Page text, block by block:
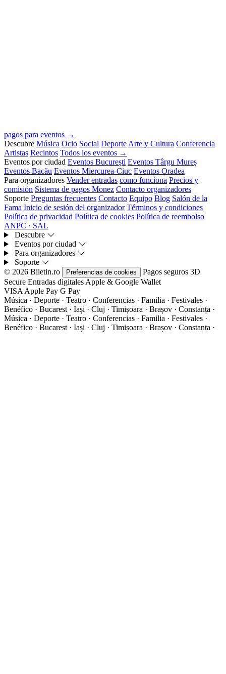
pagos para eventos →
Descubre Música Ocio Social Deporte Arte y Cultura Conferencia
Artistas Recintos Todos los eventos →
Eventos por ciudad Eventos București Eventos Târgu Mureș
Eventos Bacău Eventos Miercurea-Ciuc Eventos Oradea
Para organizadores Vender entradas como funciona Precios y
comisión Sistema de pagos Monez Contacto organizadores
Soporte Preguntas frecuentes Contacto Equipo Blog Salón de la
Fama Inicio de sesión del organizador Términos y condiciones
Política de privacidad Política de cookies Política de reembolso
ANPC · SAL
Descubre
Eventos por ciudad
Para organizadores
Soporte
© 2026 Biletin.ro
Preferencias de cookies Pagos seguros 3D
Secure Entradas digitales Apple & Google Wallet
VISA Apple Pay G Pay
Música · Deporte · Teatro · Conferencias · Familia · Festivales ·
Benéfico · Bucarest · Iași · Cluj · Timișoara · Brașov · Constanța ·
Música · Deporte · Teatro · Conferencias · Familia · Festivales ·
Benéfico · Bucarest · Iași · Cluj · Timișoara · Brașov · Constanța ·